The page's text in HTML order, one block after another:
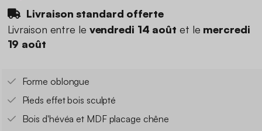
Livraison standard offerte
Livraison entre le vendredi 14 août et le mercredi
19 août
Forme oblongue
Pieds effet bois sculpté
Bois d'hévéa et MDF placage chêne